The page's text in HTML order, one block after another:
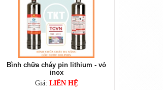
Bình chữa cháy pin lithium - vỏ
inox
Giá: LIÊN HỆ